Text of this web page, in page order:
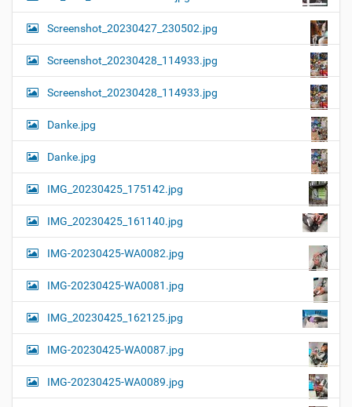
Screenshot_20230427_230502.jpg
Screenshot_20230428_114933.jpg
Screenshot_20230428_114933.jpg
Danke.jpg
Danke.jpg
IMG_20230425_175142.jpg
IMG_20230425_161140.jpg
IMG-20230425-WA0082.jpg
IMG-20230425-WA0081.jpg
IMG_20230425_162125.jpg
IMG-20230425-WA0087.jpg
IMG-20230425-WA0089.jpg